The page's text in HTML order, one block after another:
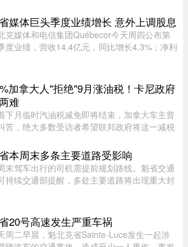
工作室的两名未成年学生实施性虐待，还通过
设备引诱青少年，面临 ...
媒体巨头季度业绩增长 意外上调股息
克媒体和电信集团Québecor今天周四公布第
度业绩，营收14.4亿元，同比增长4.3%；净利
12.3亿元，过去一年新增2 ...
加拿大人"拒绝"9月涨油税！卡尼政府
难
下月临时汽油税减免即将结束，加拿大车主普
苦，绝大多数受访者希望联邦政府将这一减税
进行的最新调查显示，63% 的加拿大人希望总
尼（Mark Carney）将 ...
本周末多条主要道路受影响
末驾车出行的司机需提前规划路线。魁省交通
持续交通部提醒，多处主要道路将出现重大封
20号高速（Boucherville ...
20号高速发生严重车祸
周二早晨，魁北克省Sainte-Luce发生一起涉